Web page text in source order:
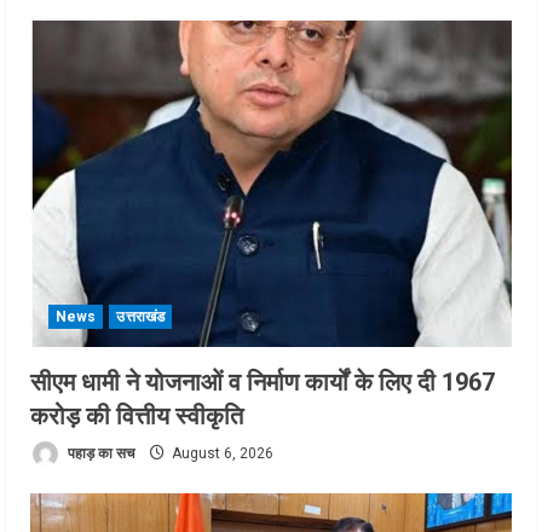
News उत्तराखंड
सीएम धामी ने योजनाओं व निर्माण कार्यों के लिए दी 1967
करोड़ की वित्तीय स्वीकृति
पहाड़ का सच August 6, 2026